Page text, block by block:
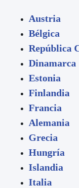
​​​​​​​Austria
Bélgica
República
Dinamarca
Estonia
Finlandia
Francia
Alemania
Grecia
Hungría
Islandia
Italia